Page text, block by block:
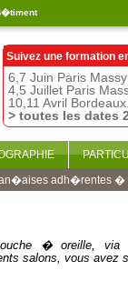
Suivez une formation
6,7 Juin Paris Massy
4,5 Juillet Paris
10,11 Avril
> toutes les dates
adh�rentes �
� oreille, via
salons, vous avez